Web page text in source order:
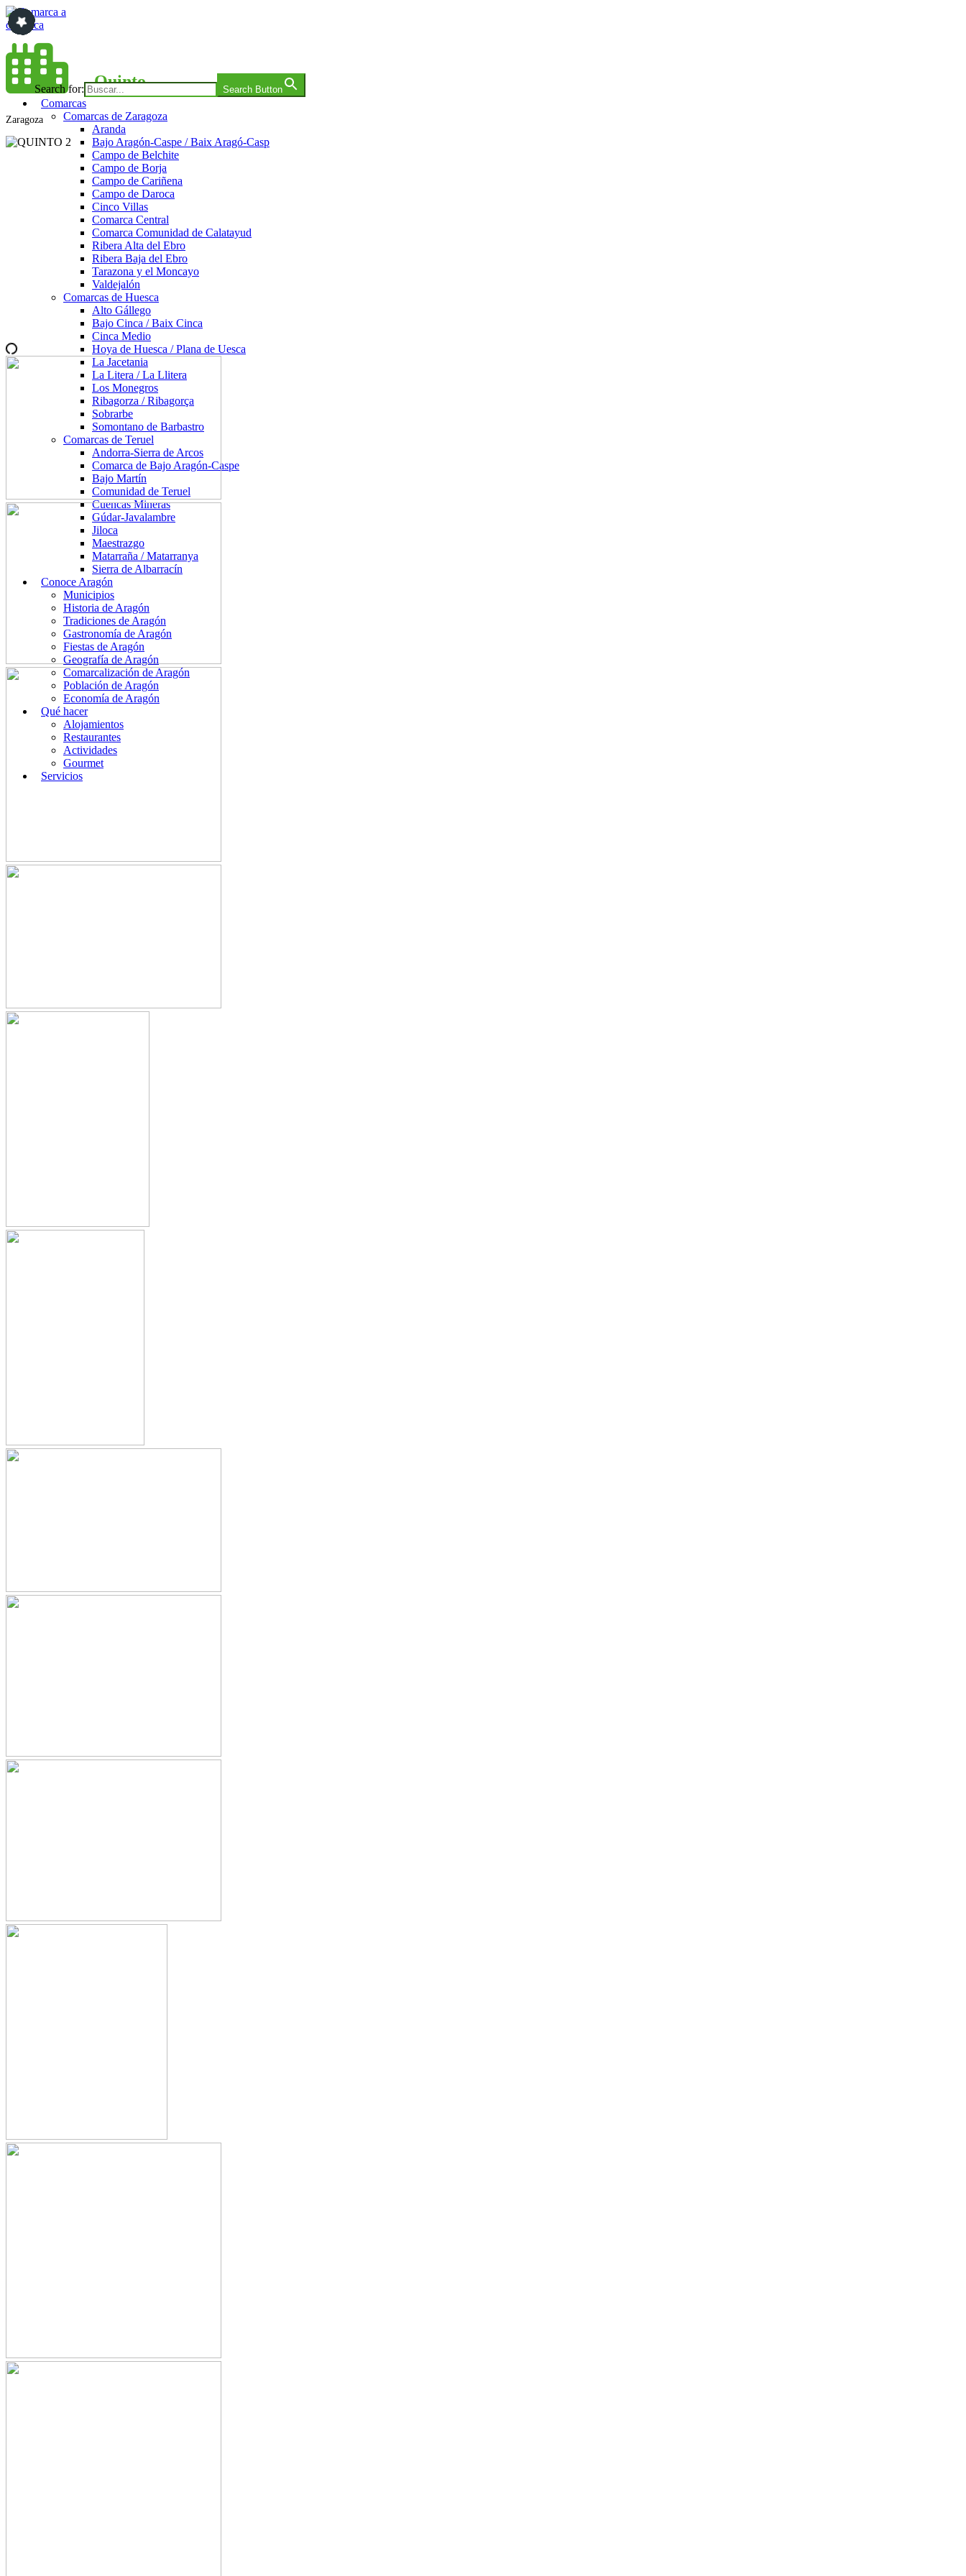
Saltar
al
contenido
Comarca a comarca
Search for: Search Button
Comarcas
Comarcas de Zaragoza
Aranda
Bajo Aragón-Caspe / Baix Aragó-Casp
Campo de Belchite
Campo de Borja
Campo de Cariñena
Campo de Daroca
Cinco Villas
Comarca Central
Comarca Comunidad de Calatayud
Ribera Alta del Ebro
Ribera Baja del Ebro
Tarazona y el Moncayo
Valdejalón
Comarcas de Huesca
Alto Gállego
Bajo Cinca / Baix Cinca
Cinca Medio
Hoya de Huesca / Plana de Uesca
La Jacetania
La Litera / La Llitera
Los Monegros
Ribagorza / Ribagorça
Sobrarbe
Somontano de Barbastro
Comarcas de Teruel
Andorra-Sierra de Arcos
Comarca de Bajo Aragón-Caspe
Bajo Martín
Comunidad de Teruel
Cuencas Mineras
Gúdar-Javalambre
Jiloca
Maestrazgo
Matarraña / Matarranya
Sierra de Albarracín
Conoce Aragón
Municipios
Historia de Aragón
Tradiciones de Aragón
Gastronomía de Aragón
Fiestas de Aragón
Geografía de Aragón
Comarcalización de Aragón
Población de Aragón
Economía de Aragón
Qué hacer
Alojamientos
Restaurantes
Actividades
Gourmet
Servicios
Quinto
Zaragoza